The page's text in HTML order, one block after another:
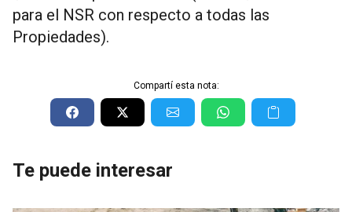
para el NSR con respecto a todas las
Propiedades).
Compartí esta nota:
Te puede interesar